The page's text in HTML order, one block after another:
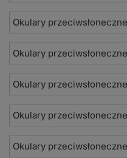
Okulary
Okulary
Okulary
Okulary
Okulary